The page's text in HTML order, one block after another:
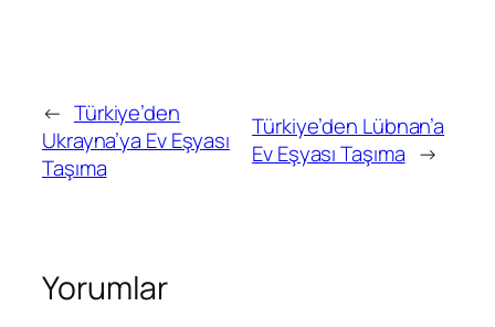
← Türkiye’den
Ukrayna’ya Ev Eşyası
Taşıma
Türkiye’den Lübnan’a
Ev Eşyası Taşıma →
Yorumlar